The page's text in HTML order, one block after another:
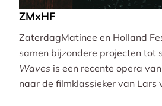
ZMxHF
ZaterdagMatinee en Holland
samen bijzondere projecten tot
Waves is een recente opera
naar de filmklassieker van Lars